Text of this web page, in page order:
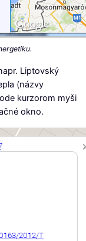
Liptovský
(názvy
kurzorom myši
okno.